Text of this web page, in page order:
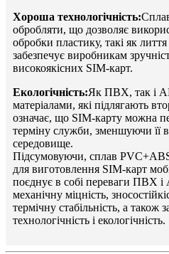
Хороша технологічність:
обробляти, що дозволяє
обробки пластику, такі як
забезпечує виробникам
високоякісних SIM-карт.
Екологічність:Як ПВХ, так і
матеріалами, які підлягають
означає, що SIM-карту можна
терміну служби, зменшуючи її
середовище.
Підсумовуючи, сплав
для виготовлення SIM-карт
поєднує в собі переваги ПВХ
механічну міцність,
термічну стабільність, а також
технологічність і екологічність.